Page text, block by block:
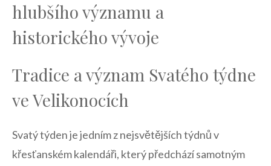
⁢hlubšího významu ​a
historického vývoje
Tradice a význam Svatého týdne‌
ve‌ Velikonocích
Svatý týden‍ je jedním‌ z nejsvětějších‍ týdnů v‍
křesťanském ‌kalendáři, ⁢který předchází samotným